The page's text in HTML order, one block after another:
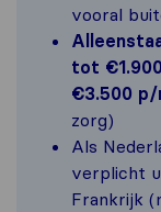
vooral
tot
€3.500 p/
zorg)
Als
verplicht
Frankrijk